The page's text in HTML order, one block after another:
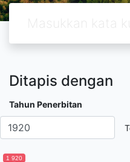
Ditapis dengan
Tahun Penerbitan
1 920